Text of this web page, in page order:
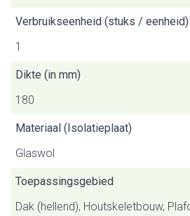
Verbruikseenheid (stuks / eenheid)
1
Dikte (in mm)
180
Materiaal (Isolatieplaat)
Glaswol
Toepassingsgebied
Dak (hellend), Houtskeletbouw,